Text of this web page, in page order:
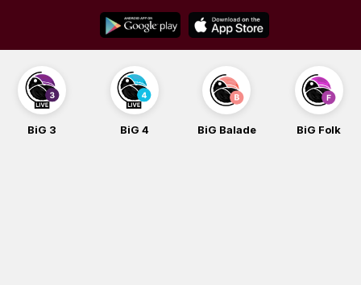
content
BiG 3 BiG 4 BiG Balade BiG Folk